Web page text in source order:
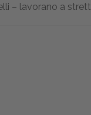
– lavorano a